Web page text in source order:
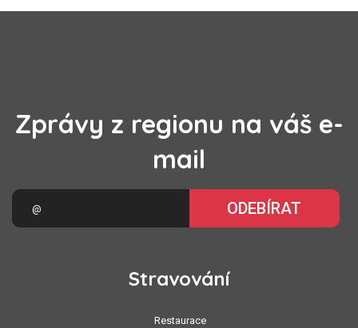
Zprávy z regionu na váš e-
mail
ODEBÍRAT
Stravování
Restaurace